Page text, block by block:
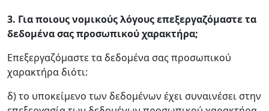
3. Για ποιους νομικούς λόγους επεξεργαζόμαστε τα
δεδομένα σας προσωπικού χαρακτήρα;
Επεξεργαζόμαστε τα δεδομένα σας προσωπικού
χαρακτήρα διότι:
δ) το υποκείμενο των δεδομένων έχει συναινέσει στην